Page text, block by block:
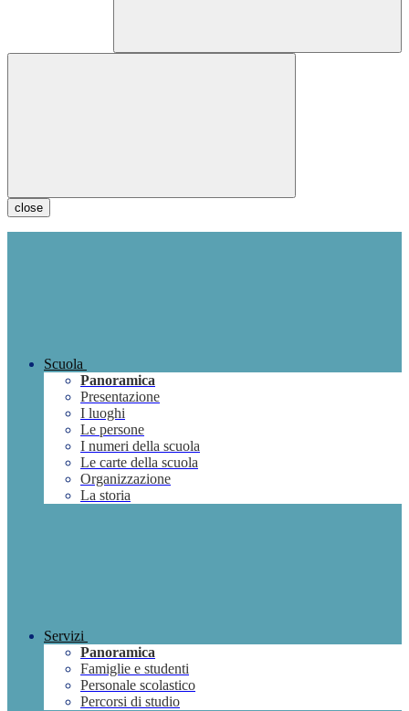
close
Scuola
Panoramica
Presentazione
I luoghi
Le persone
I numeri della scuola
Le carte della scuola
Organizzazione
La storia
Servizi
Panoramica
Famiglie e studenti
Personale scolastico
Percorsi di studio